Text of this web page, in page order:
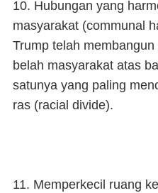
10. Hubungan yang
masyarakat (communal
Trump telah
belah masyarakat atas
satunya yang paling
ras (racial divide).
11. Memperkecil ruang